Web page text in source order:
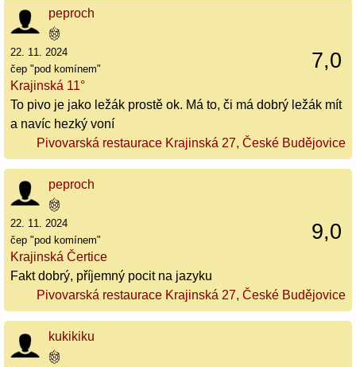
peproch
7,0
22. 11. 2024
čep "pod komínem"
Krajinská 11°
To pivo je jako ležák prostě ok. Má to, či má dobrý ležák mít
a navíc hezký voní
Pivovarská restaurace Krajinská 27, České Budějovice
peproch
9,0
22. 11. 2024
čep "pod komínem"
Krajinská Čertice
Fakt dobrý, příjemný pocit na jazyku
Pivovarská restaurace Krajinská 27, České Budějovice
kukikiku